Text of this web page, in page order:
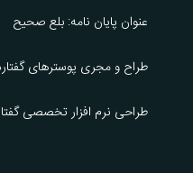
عنوان پایان نامه: بلع صحیح
طراح و مجری پوسترهای
طراحی نرم افزار تخصصی